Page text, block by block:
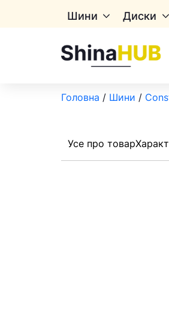
Шини Диски
Головна / Шини /
Усе про товар